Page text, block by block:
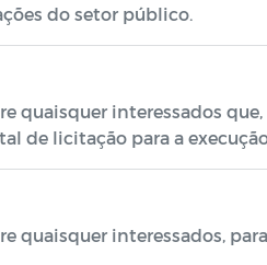
do setor público.
quaisquer interessados
de licitação para a
quaisquer interessados,